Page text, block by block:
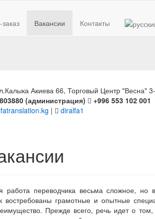
Вакансии Контакты
Акиева 66, Торговый Центр "Весна"
(администрация)
+996 553 102 001
| diralfa1
переводчика весьма сложное,
грамотные и опытные
Прежде всего, речь идет о том,